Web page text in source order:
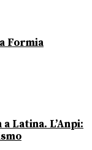
Formia
Latina. L’Anpi: